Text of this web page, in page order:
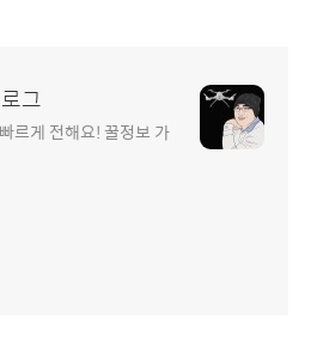
그
르게 전해요! 꿀정보 가